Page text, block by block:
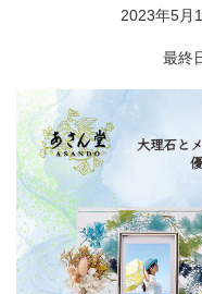
2023年5月
最終